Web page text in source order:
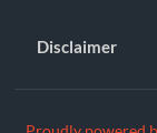
Disclaimer